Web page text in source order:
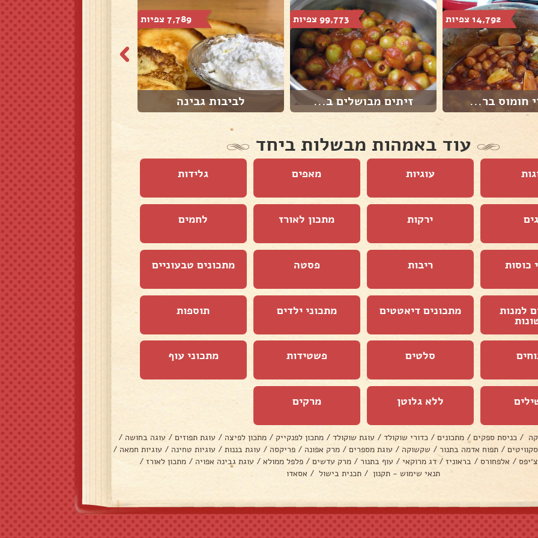
14,792 צפיות
חומוס בר...
99,773 צפיות
זיתים מבושלים ב...
7,789 צפיות
לביבות גבינה
עוד באמהות מבשלות ביחד
עוגיות מאפים גלידות
ירקות מתכון לאורז לחמים
כוסות ריבות פסטה מתכונים טבעוניים
למנות מתכונים דיאטטים מתכוני ילדים תוספות
סלטים פשטידות מתכוני עוף
ללא גלוטן מרקים
/ כניסת ספקים / מתכונים / כדורי שוקולד / עוגת שוקולד / מתכון לפנקייק / מתכון לפיצה / עוגת תפוזים / עוגה בחושה /
/ תפוח אדמה בתנור / שקשוקה / עוגת מספרים / מרק אפונה / פריקסה / עוגת בננות / עוגיות טחינה / עוגיות חמאה /
/ אלפחורס / בראוניז / דג מרוקאי / עוף בתנור / מרק עדשים / פלפל ממולא / עוגת גבינה אפויה / מתכון לאורז /
תנאי שימוש - תקנון / תכנית בישול / אסאדו